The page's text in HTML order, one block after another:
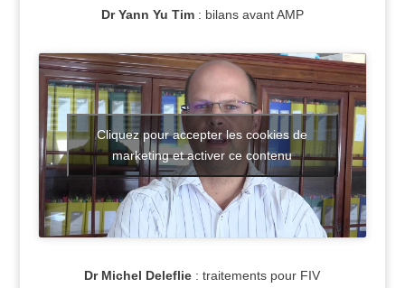
Dr Yann Yu Tim: bilans avant AMP
Cliquez pour accepter les cookies de
marketing et activer ce contenu
Dr Michel Deleflie : traitements pour FIV